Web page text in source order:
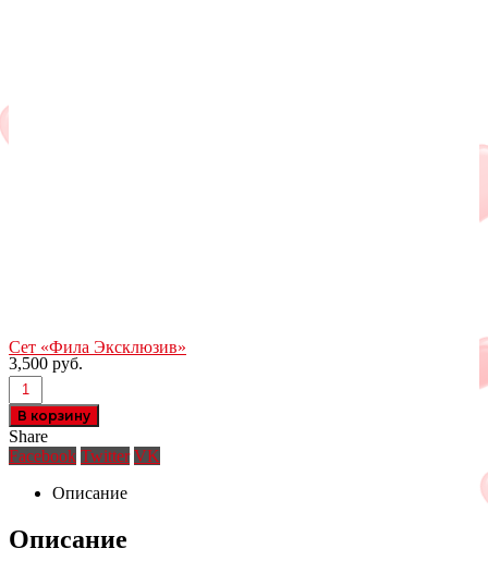
Сет «Фила Эксклюзив»
3,500 руб.
В корзину
Share
Facebook Twitter VK
Описание
Описание